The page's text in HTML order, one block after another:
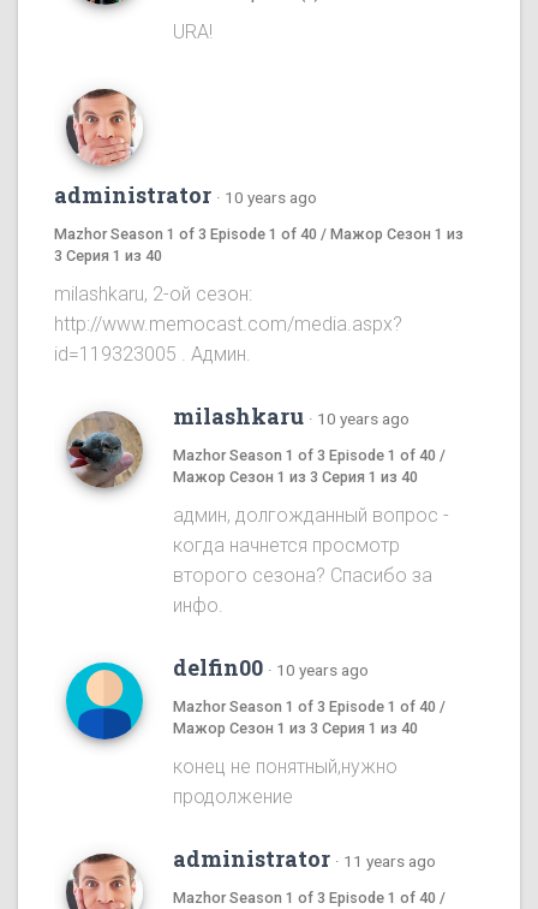
URA!
administrator · 10 years ago
Mazhor Season 1 of 3 Episode 1 of 40 / Мажор Сезон 1 из
3 Серия 1 из 40
milashkaru, 2-ой сезон:
http://www.memocast.com/media.aspx?
id=119323005 . Админ.
milashkaru · 10 years ago
Mazhor Season 1 of 3 Episode 1 of 40 /
Мажор Сезон 1 из 3 Серия 1 из 40
админ, долгожданный вопрос -
когда начнется просмотр
второго сезона? Спасибо за
инфо.
delfin00 · 10 years ago
Mazhor Season 1 of 3 Episode 1 of 40 /
Мажор Сезон 1 из 3 Серия 1 из 40
конец не понятный,нужно
продолжение
administrator · 11 years ago
Mazhor Season 1 of 3 Episode 1 of 40 /